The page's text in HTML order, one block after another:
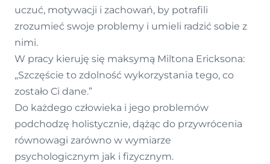
uczuć, motywacji i zachowań, by potrafili
zrozumieć swoje problemy i umieli radzić sobie z
nimi.
W pracy kieruję się maksymą Miltona Ericksona:
„Szczęście to zdolność wykorzystania tego, co
zostało Ci dane.”
Do każdego człowieka i jego problemów
podchodzę holistycznie, dążąc do przywrócenia
równowagi zarówno w wymiarze
psychologicznym jak i fizycznym.